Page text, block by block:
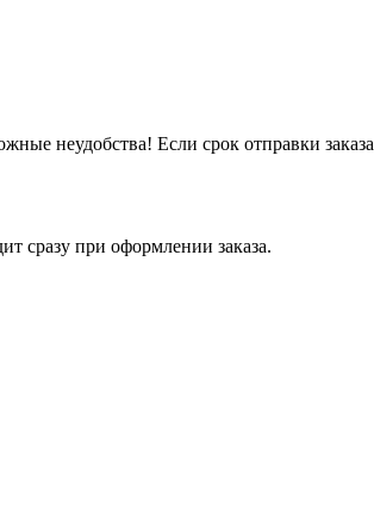
неудобства! Если срок отправки
сразу при оформлении заказа.